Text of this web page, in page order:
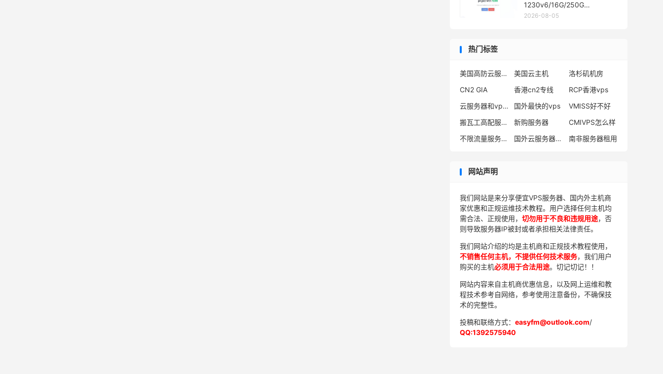
1230v6/16G/250G
SSD/10TB流量
2026-08-05
热门标签
美国高防云服务器 美国云主机
洛杉矶机房
CN2 GIA
香港cn2专线
RCP香港vps
云服务器和vps主机
国外最快的vps
VMISS好不好
搬瓦工高配服务器
新购服务器
CMIVPS怎么样
不限流量服务器哪个好
国外云服务器推荐 南非服务器租用
网站声明
我们网站是来分享便宜VPS服务器、国内外主机商
家优惠和正规运维技术教程。用户选择任何主机均
需合法、正规使用， 切勿用于不良和违规用途，否
则导致服务器IP被封或者承担相关法律责任。
我们网站介绍的均是主机商和正规技术教程使用，
不销售任何主机，不提供任何技术服务，我们用户
购买的主机必须用于合法用途。切记切记！！
网站内容来自主机商优惠信息，以及网上运维和教
程技术参考自网络，参考使用注意备份，不确保技
术的完整性。
投稿和联络方式： easyfm@outlook.com/
QQ:1392575940